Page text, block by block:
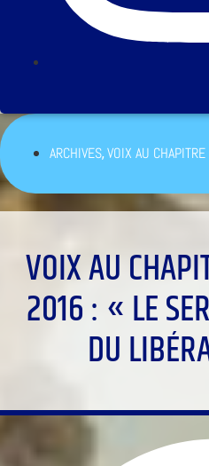
ARCHIVES,VOIX AU CHAPITRE
VOIX AU
2016 : « LE
DU